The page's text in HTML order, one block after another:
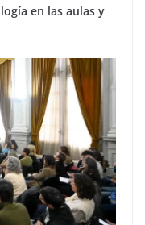
en las aulas y